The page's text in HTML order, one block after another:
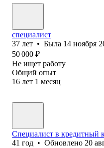
специалист
37 лет • Была 14 ноября
50 000 ₽
Не ищет работу
Общий опыт
16 лет 1 месяц
Специалист в кредитный
41 год • Обновлено 20